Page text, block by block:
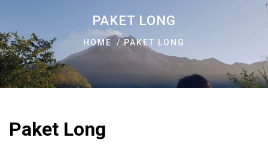
PAKET LONG
HOME PAKET LONG
Paket Long